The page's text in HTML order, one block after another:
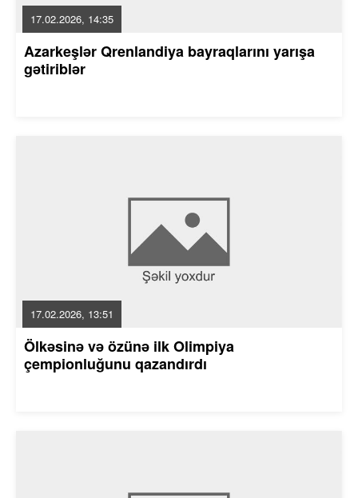
17.02.2026, 14:35
Azarkeşlər Qrenlandiya bayraqlarını yarışa
gətiriblər
17.02.2026, 13:51
Ölkəsinə və özünə ilk Olimpiya
çempionluğunu qazandırdı